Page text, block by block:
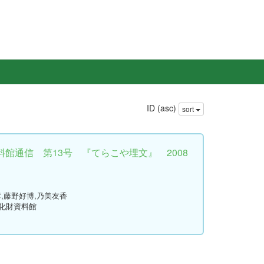
ID (asc) sort
館通信 第13号 『てらこや埋文』 2008
野好博,乃美友香
財資料館